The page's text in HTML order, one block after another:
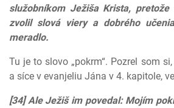
služobníkom Ježiša Krista,
zvolil slová viery a dobrého
meradlo.
Tu je to slovo „pokrm“. Pozrel som
a síce v evanjeliu Jána v 4. kapitole,
[34] Ale Ježiš im povedal: Mojím